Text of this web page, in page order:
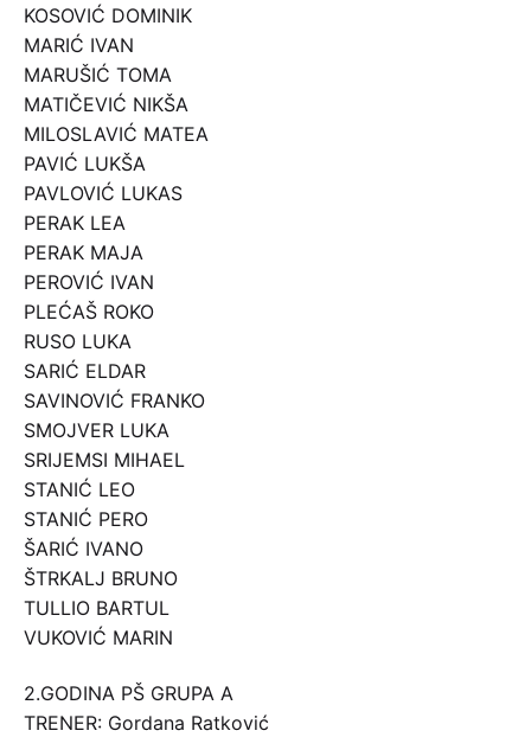
KOSOVIĆ DOMINIK
MARIĆ IVAN
MARUŠIĆ TOMA
MATIČEVIĆ NIKŠA
MILOSLAVIĆ MATEA
PAVIĆ LUKŠA
PAVLOVIĆ LUKAS
PERAK LEA
PERAK MAJA
PEROVIĆ IVAN
PLEĆAŠ ROKO
RUSO LUKA
SARIĆ ELDAR
SAVINOVIĆ FRANKO
SMOJVER LUKA
SRIJEMSI MIHAEL
STANIĆ LEO
STANIĆ PERO
ŠARIĆ IVANO
ŠTRKALJ BRUNO
TULLIO BARTUL
VUKOVIĆ MARIN
2.GODINA PŠ GRUPA A
TRENER: Gordana Ratković